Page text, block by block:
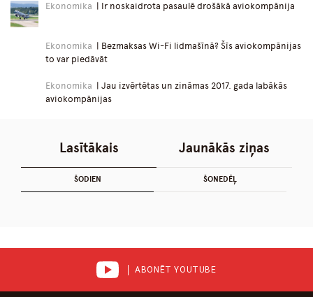
Ekonomika | Ir noskaidrota pasaulē drošākā aviokompānija
Ekonomika | Bezmaksas Wi-Fi lidmašīnā? Šīs aviokompānijas
to var piedāvāt
Ekonomika | Jau izvērtētas un zināmas 2017. gada labākās
aviokompānijas
Lasītākais
ŠODIEN ŠONEDĒĻ
Jaunākās ziņas
ABONĒT YOUTUBE